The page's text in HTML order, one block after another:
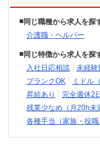
同じ職種から求人を探
介護職・ヘルパー
同じ特徴から求人を探
入社日応相談
未経験
ブランクOK
ミドル
昇給あり
完全週休2
残業少なめ（月20h未
各種手当（家族・役